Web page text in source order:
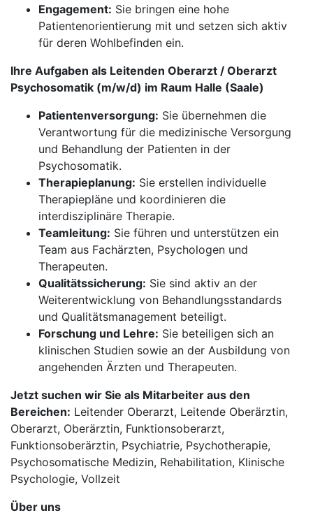
Engagement: Sie bringen eine hohe
Patientenorientierung mit und setzen sich aktiv
für deren Wohlbefinden ein.
Ihre Aufgaben als Leitenden Oberarzt / Oberarzt
Psychosomatik (m/w/d) im Raum Halle (Saale)
Patientenversorgung: Sie übernehmen die
Verantwortung für die medizinische Versorgung
und Behandlung der Patienten in der
Psychosomatik.
Therapieplanung: Sie erstellen individuelle
Therapiepläne und koordinieren die
interdisziplinäre Therapie.
Teamleitung: Sie führen und unterstützen ein
Team aus Fachärzten, Psychologen und
Therapeuten.
Qualitätssicherung: Sie sind aktiv an der
Weiterentwicklung von Behandlungsstandards
und Qualitätsmanagement beteiligt.
Forschung und Lehre: Sie beteiligen sich an
klinischen Studien sowie an der Ausbildung von
angehenden Ärzten und Therapeuten.
Jetzt suchen wir Sie als Mitarbeiter aus den
Bereichen: Leitender Oberarzt, Leitende Oberärztin,
Oberarzt, Oberärztin, Funktionsoberarzt,
Funktionsoberärztin, Psychiatrie, Psychotherapie,
Psychosomatische Medizin, Rehabilitation, Klinische
Psychologie, Vollzeit
Über uns